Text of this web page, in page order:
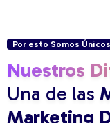
Por esto Somos Únicos
Nuestros
Una de las
Marketing